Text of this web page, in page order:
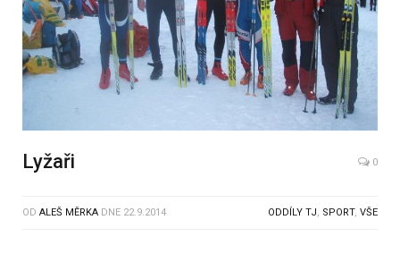
Lyžaři 0
OD ALEŠ MĚRKA DNE 22.9.2014 ODDÍLY TJ, SPORT, VŠE